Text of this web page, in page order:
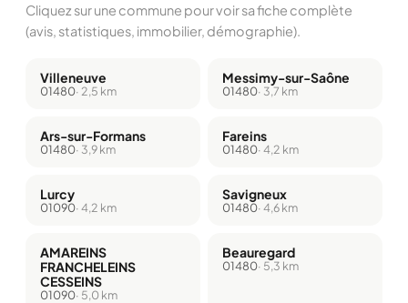
Cliquez sur une commune pour voir sa fiche complète
(avis, statistiques, immobilier, démographie).
Villeneuve
01480· 2,5 km
Messimy-sur-Saône
01480· 3,7 km
Ars-sur-Formans
01480· 3,9 km
Fareins
01480· 4,2 km
Lurcy
01090· 4,2 km
Savigneux
01480· 4,6 km
AMAREINS
FRANCHELEINS
CESSEINS
01090· 5,0 km
Beauregard
01480· 5,3 km